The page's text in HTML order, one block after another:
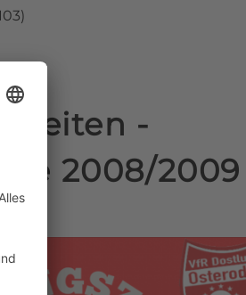
-
2008/2009